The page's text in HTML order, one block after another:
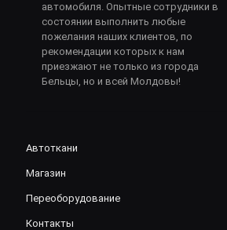
автомобиля. Опытные сотрудники в
состоянии выполнить любые
пожелания наших клиентов, по
рекомендации которых к нам
приезжают не только из города
Бельцы, но и всей Молдовы!
Автоткани
Магазин
Переоборудование
Контакты